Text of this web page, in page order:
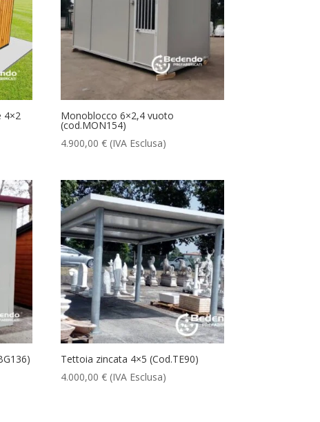
4×2 Monoblocco 6×2,4 vuoto
(cod.MON154)
4.900,00€ (IVA Esclusa)
Tettoia zincata 4×5 (Cod.TE90)
4.000,00€ (IVA Esclusa)